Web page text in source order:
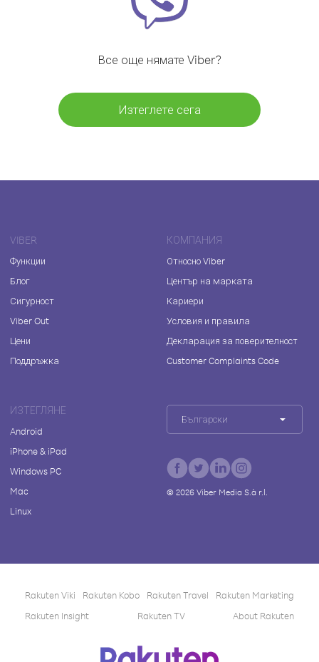
Все още нямате Viber?
Изтеглете сега
VIBER
Функции
Блог
Сигурност
Viber Out
Цени
Поддръжка
КОМПАНИЯ
Относно Viber
Център на марката
Кариери
Условия и правила
Декларация за поверителност
Customer Complaints Code
ИЗТЕГЛЯНЕ
Android
iPhone & iPad
Windows PC
Mac
Linux
Български
© 2026Viber Media S.à r.l.
Rakuten Viki Rakuten Kobo Rakuten Travel
Rakuten Marketing
Rakuten Insight
Rakuten TV About Rakuten